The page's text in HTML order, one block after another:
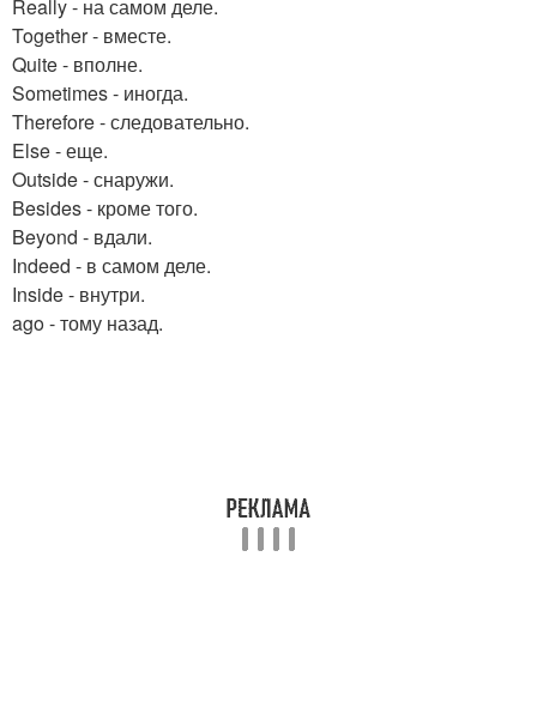
Really - на самом деле.
Together - вместе.
Quite - вполне.
Sometimes - иногда.
Therefore - следовательно.
Else - еще.
Outside - снаружи.
Besides - кроме того.
Beyond - вдали.
Indeed - в самом деле.
Inside - внутри.
ago - тому назад.